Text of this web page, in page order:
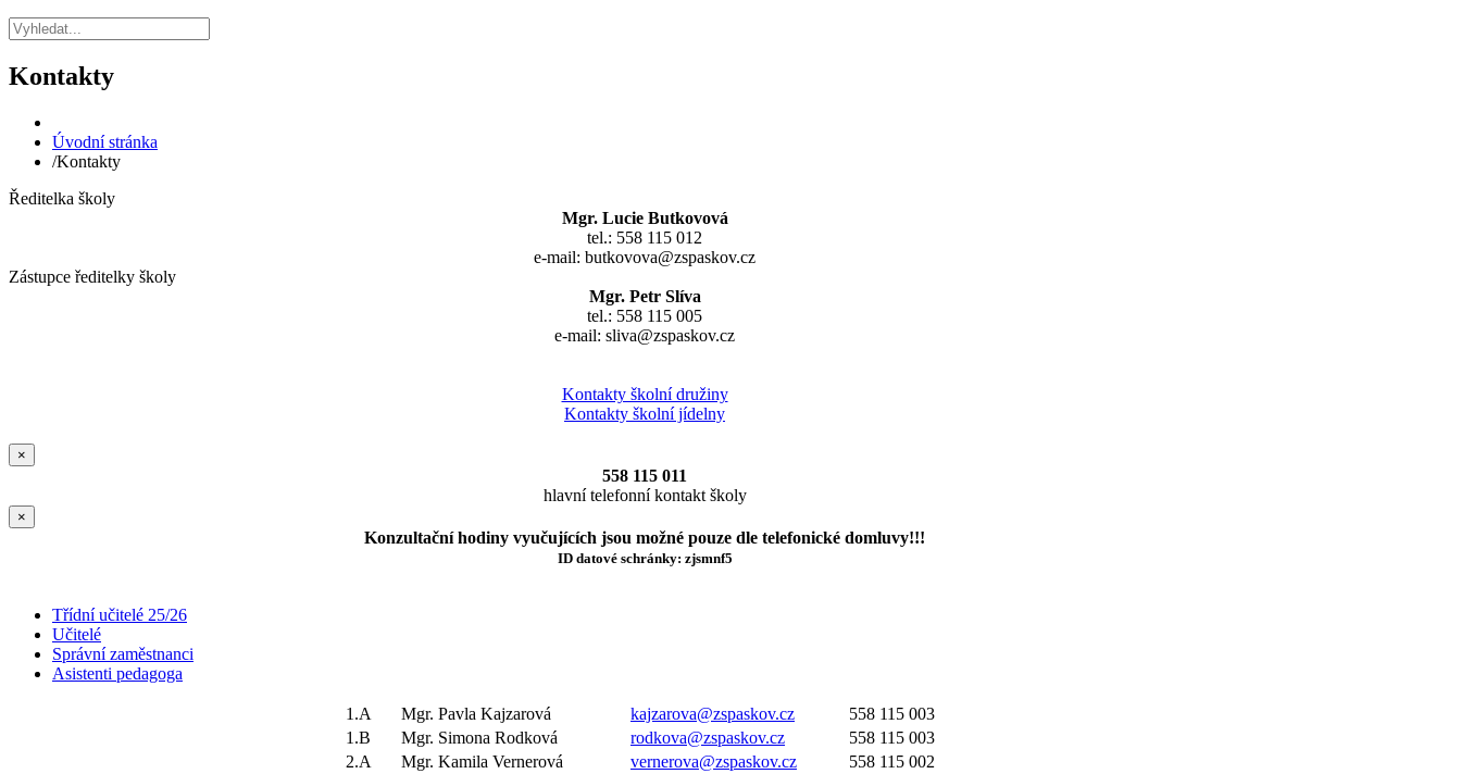
Kontakty
Úvodní stránka
/Kontakty
Ředitelka školy
Mgr. Lucie Butkovová
tel.: 558 115 012
e-mail: butkovova@zspaskov.cz
Zástupce ředitelky školy
Mgr. Petr Slíva
tel.: 558 115 005
e-mail: sliva@zspaskov.cz
Kontakty školní družiny
Kontakty školní jídelny
×
558 115 011
hlavní telefonní kontakt školy
×
Konzultační hodiny vyučujících jsou možné pouze dle telefonické domluvy!!!
ID datové schránky: zjsmnf5
Třídní učitelé 25/26
Učitelé
Správní zaměstnanci
Asistenti pedagoga
1.A Mgr. Pavla Kajzarová kajzarova@zspaskov.cz
558 115 003
1.B
Mgr. Simona Rodková rodkova@zspaskov.cz
558 115 003
2.A
Mgr. Kamila Vernerová vernerova@zspaskov.cz
558 115 002